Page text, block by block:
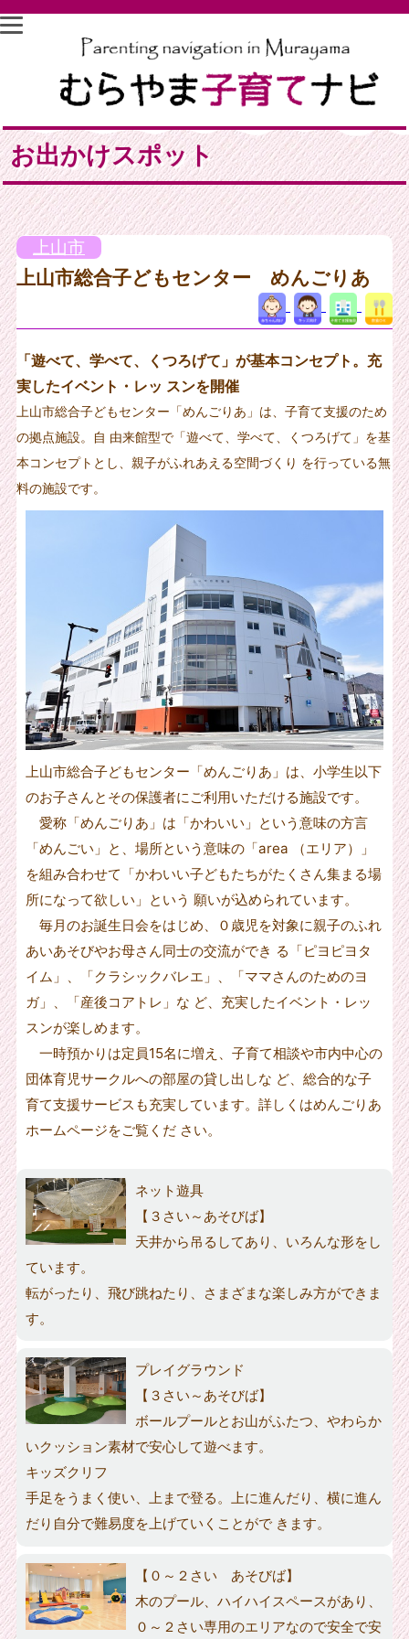
お出かけスポット
上山市
上山市総合子どもセンター めんごりあ
「遊べて、学べて、くつろげて」が基本コンセプト。充
実したイベント・レッ スンを開催
上山市総合子どもセンター「めんごりあ」は、子育て支援のため
の拠点施設。自 由来館型で「遊べて、学べて、くつろげて」を基
本コンセプトとし、親子がふれあえる空間づくり を行っている無
料の施設です。
上山市総合子どもセンター「めんごりあ」は、小学生以下
のお子さんとその保護者にご利用いただける施設です。
愛称「めんごりあ」は「かわいい」という意味の方言
「めんごい」と、場所という意味の「area （エリア）」
を組み合わせて「かわいい子どもたちがたくさん集まる場
所になって欲しい」という 願いが込められています。
毎月のお誕生日会をはじめ、０歳児を対象に親子のふれ
あいあそびやお母さん同士の交流ができ る「ピヨピヨタ
イム」、「クラシックバレエ」、「ママさんのためのヨ
ガ」、「産後コアトレ」な ど、充実したイベント・レッ
スンが楽しめます。
一時預かりは定員15名に増え、子育て相談や市内中心の
団体育児サークルへの部屋の貸し出しな ど、総合的な子
育て支援サービスも充実しています。詳しくはめんごりあ
ホームページをご覧くだ さい。
ネット遊具
【３さい～あそびば】
天井から吊るしてあり、いろんな形をし
ています。
転がったり、飛び跳ねたり、さまざまな楽しみ方ができま
す。
プレイグラウンド
【３さい～あそびば】
ボールプールとお山がふたつ、やわらか
いクッション素材で安心して遊べます。
キッズクリフ
手足をうまく使い、上まで登る。上に進んだり、横に進ん
だり自分で難易度を上げていくことがで きます。
【０～２さい あそびば】
木のプール、ハイハイスペースがあり、
０～２さい専用のエリアなので安全で安